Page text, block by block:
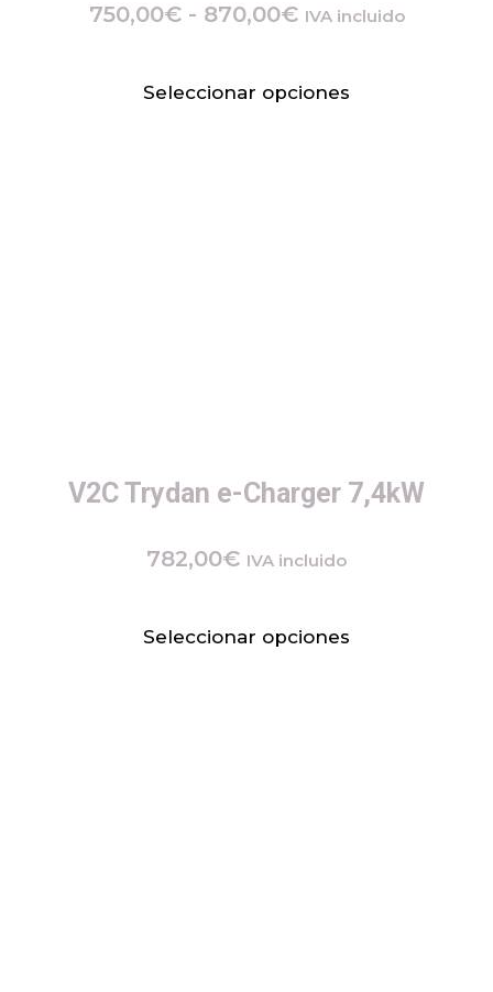
750,00€ - 870,00€ IVA incluido
Seleccionar opciones
V2C Trydan e-Charger 7,4kW
782,00€ IVA incluido
Seleccionar opciones